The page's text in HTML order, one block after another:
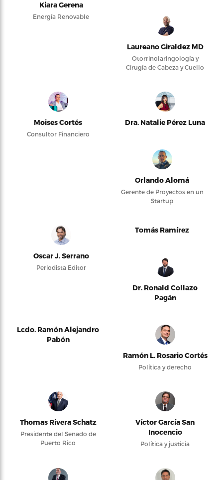
Kiara Gerena
Energía Renovable
Laureano Giraldez MD
Otorrinolaringología y
Cirugía de Cabeza y Cuello
Moises Cortés
Consultor Financiero
Dra. Natalie Pérez Luna
Orlando Alomá
Gerente de Proyectos en un
Startup
Oscar J. Serrano
Periodista Editor
Tomás Ramírez
Dr. Ronald Collazo
Pagán
Lcdo. Ramón Alejandro
Pabón
Ramón L. Rosario Cortés
Política y derecho
Thomas Rivera Schatz
Presidente del Senado de
Puerto Rico
Víctor García San
Inocencio
Política y justicia